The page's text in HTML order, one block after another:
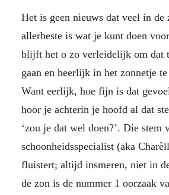
Het is geen nieuws dat veel in de
allerbeste is wat je kunt doen
blijft het o zo verleidelijk om dat
gaan en heerlijk in het zonnetje
Want eerlijk, hoe fijn is dat
hoor je achterin je hoofd al dat
‘zou je dat wel doen?’. Die stem
schoonheidsspecialist (aka
fluistert; altijd insmeren, niet in
de zon is de nummer 1 oorzaak